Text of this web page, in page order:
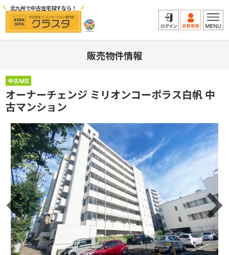
北九州で中古住宅探すなら！
販売物件情報
オーナーチェンジ ミリオンコーポラス白帆 中
古マンション